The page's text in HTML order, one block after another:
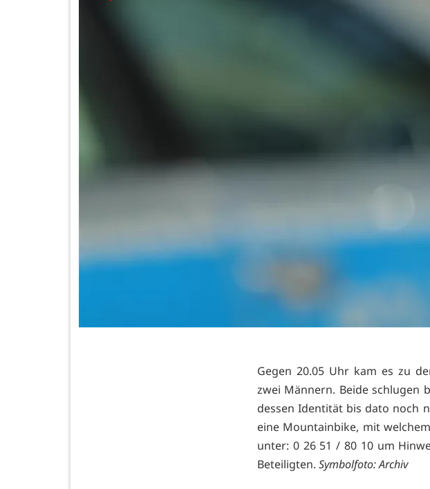
Gegen 20.05 Uhr kam es zu
zwei Männern. Beide schlugen
dessen Identität bis dato noch
eine Mountainbike, mit
unter: 0 26 51 / 80 10 um
Beteiligten. Symbolfoto: Archiv